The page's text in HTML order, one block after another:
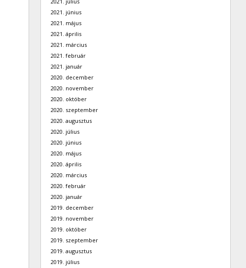
2021. június
2021. május
2021. április
2021. március
2021. február
2021. január
2020. december
2020. november
2020. október
2020. szeptember
2020. augusztus
2020. július
2020. június
2020. május
2020. április
2020. március
2020. február
2020. január
2019. december
2019. november
2019. október
2019. szeptember
2019. augusztus
2019. július